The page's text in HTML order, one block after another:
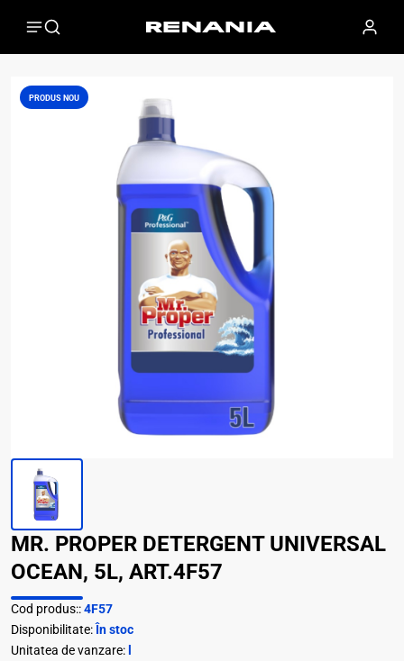
PRODUS NOU
MR. PROPER DETERGENT UNIVERSAL
OCEAN, 5L, ART.4F57
Cod produs::4F57
Disponibilitate: În stoc
Unitatea de vanzare: